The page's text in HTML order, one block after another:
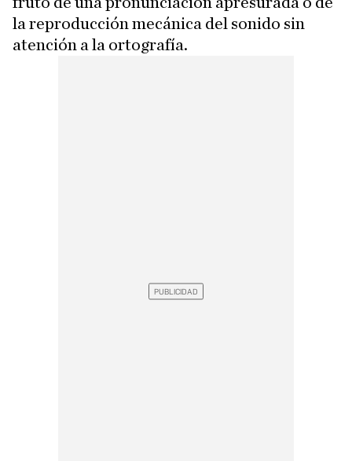
la reproducción mecánica del sonido sin
atención a la ortografía.